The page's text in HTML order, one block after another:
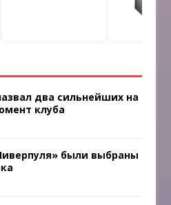
два сильнейших на
клуба
были выбраны